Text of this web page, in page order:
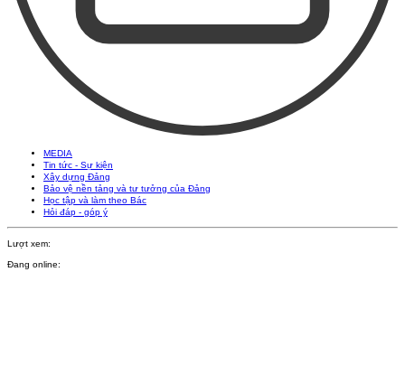
MEDIA
Tin tức - Sự kiện
Xây dựng Đảng
Bảo vệ nền tảng và tư tưởng của Đảng
Học tập và làm theo Bác
Hỏi đáp - góp ý
Lượt xem:
Đang online: